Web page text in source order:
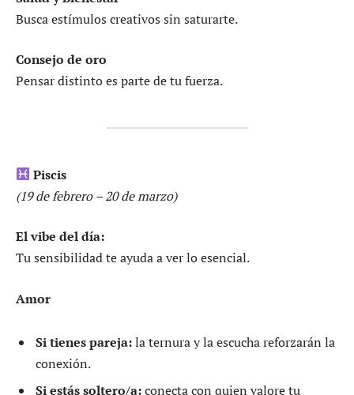
Busca estímulos creativos sin saturarte.
Consejo de oro
Pensar distinto es parte de tu fuerza.
Piscis
(19 de febrero – 20 de marzo)
El vibe del día:
Tu sensibilidad te ayuda a ver lo esencial.
Amor
Si tienes pareja:la ternura y la escucha reforzarán la
conexión.
Si estás soltero/a:conecta con quien valore tu